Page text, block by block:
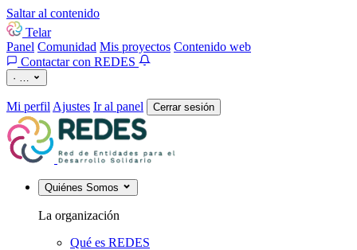
Saltar al contenido
Telar
Panel Comunidad Mis proyectos Contenido web
Contactar con REDES
· …
Mi perfil Ajustes Ir al panel Cerrar sesión
Quiénes Somos
La organización
Qué es REDES